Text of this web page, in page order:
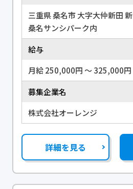
三重県 桑名市 大字大仲新田
桑名サンシパーク内
給与
月給 250,000円 〜 325,000円
募集企業名
株式会社オーレンジ
詳細を見る